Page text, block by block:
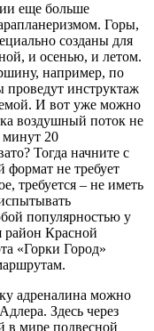
еще больше
Горы,
созданы для
и осенью, и летом.
например, по
инструктаж
И вот уже можно
воздушный поток не
минут 20
Тогда начните с
формат не требует
требуется – не иметь
популярностью у
район Красной
«Горки Город»
адреналина можно
Здесь через
в мире подвесной